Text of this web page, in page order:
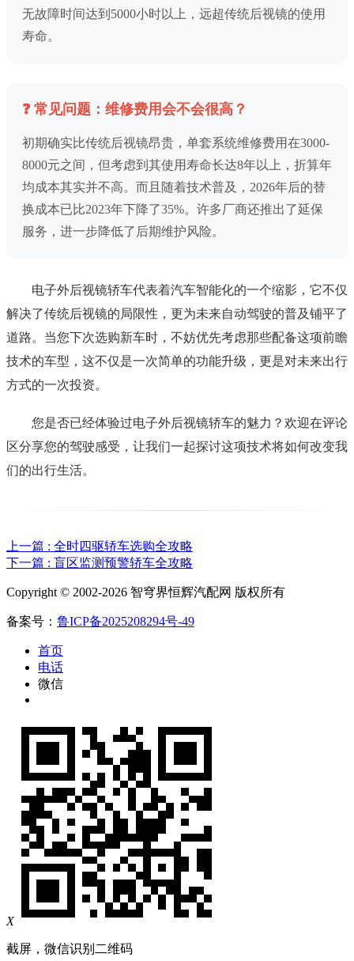
无故障时间达到5000小时以上，远超传统后视镜的使用
寿命。
❓ 常见问题：维修费用会不会很高？
初期确实比传统后视镜昂贵，单套系统维修费用在3000-
8000元之间，但考虑到其使用寿命长达8年以上，折算年
均成本其实并不高。而且随着技术普及，2026年后的替
换成本已比2023年下降了35%。许多厂商还推出了延保
服务，进一步降低了后期维护风险。
电子外后视镜轿车代表着汽车智能化的一个缩影，它不仅
解决了传统后视镜的局限性，更为未来自动驾驶的普及铺平了
道路。当您下次选购新车时，不妨优先考虑那些配备这项前瞻
技术的车型，这不仅是一次简单的功能升级，更是对未来出行
方式的一次投资。
您是否已经体验过电子外后视镜轿车的魅力？欢迎在评论
区分享您的驾驶感受，让我们一起探讨这项技术将如何改变我
们的出行生活。
上一篇 : 全时四驱轿车选购全攻略
下一篇 : 盲区监测预警轿车全攻略
Copyright © 2002-2026 智穹界恒辉汽配网 版权所有
备案号： 鲁ICP备2025208294号-49
首页
电话
微信
X
截屏，微信识别二维码